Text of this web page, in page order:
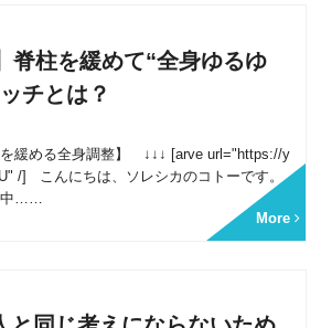
脊柱を緩めて“全身ゆるゆ
チとは？
を緩める全身調整】 ↓↓↓ [arve url="https://y
/] こんにちは、ソレシカのコトーです。
中……
More